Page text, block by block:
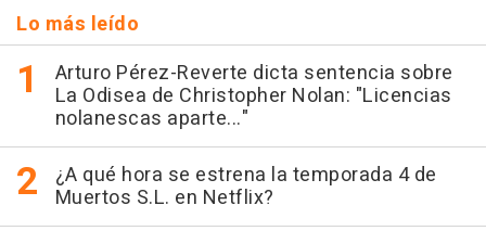
Lo más leído
Arturo Pérez-Reverte dicta sentencia sobre
La Odisea de Christopher Nolan: "Licencias
nolanescas aparte..."
¿A qué hora se estrena la temporada 4 de
Muertos S.L. en Netflix?